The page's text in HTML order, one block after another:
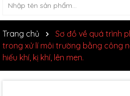
Trang chủ
Sơ đồ về quá trình
trong xử lí môi trường bằng công
hiếu khí, kị khí, lên men.